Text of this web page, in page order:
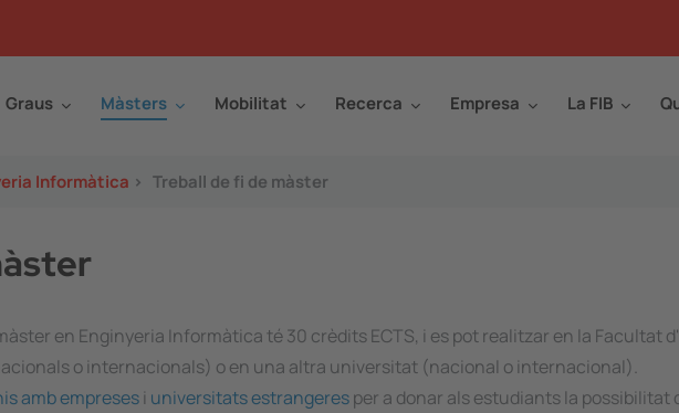
Graus Màsters Mobilitat Recerca Empresa La FIB
Informàtica > Treball de fi de màster
en Enginyeria Informàtica té 30 crèdits ECTS, i es pot realitzar en la Facultat
o internacionals) o en una altra universitat (nacional o internacional).
amb empresesi universitats estrangeresper a donar als estudiants la possibilitat